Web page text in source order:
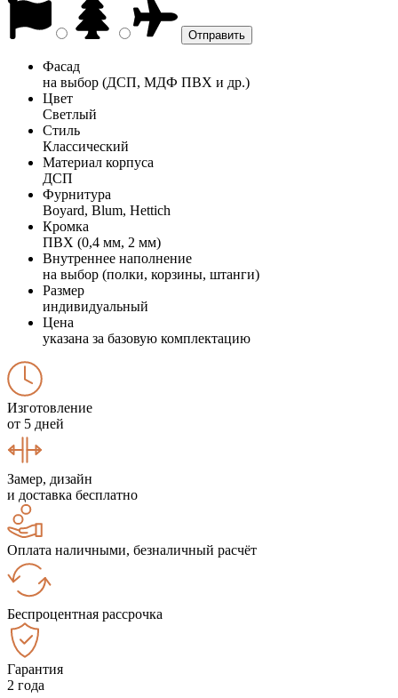
Фасад
на выбор (ДСП, МДФ ПВХ и др.)
Цвет
Светлый
Стиль
Классический
Материал корпуса
ДСП
Фурнитура
Boyard, Blum, Hettich
Кромка
ПВХ (0,4 мм, 2 мм)
Внутреннее наполнение
на выбор (полки, корзины, штанги)
Размер
индивидуальный
Цена
указана за базовую комплектацию
Изготовление
от 5 дней
Замер, дизайн
и доставка бесплатно
Оплата наличными, безналичный расчёт
Беспроцентная рассрочка
Гарантия
2 года